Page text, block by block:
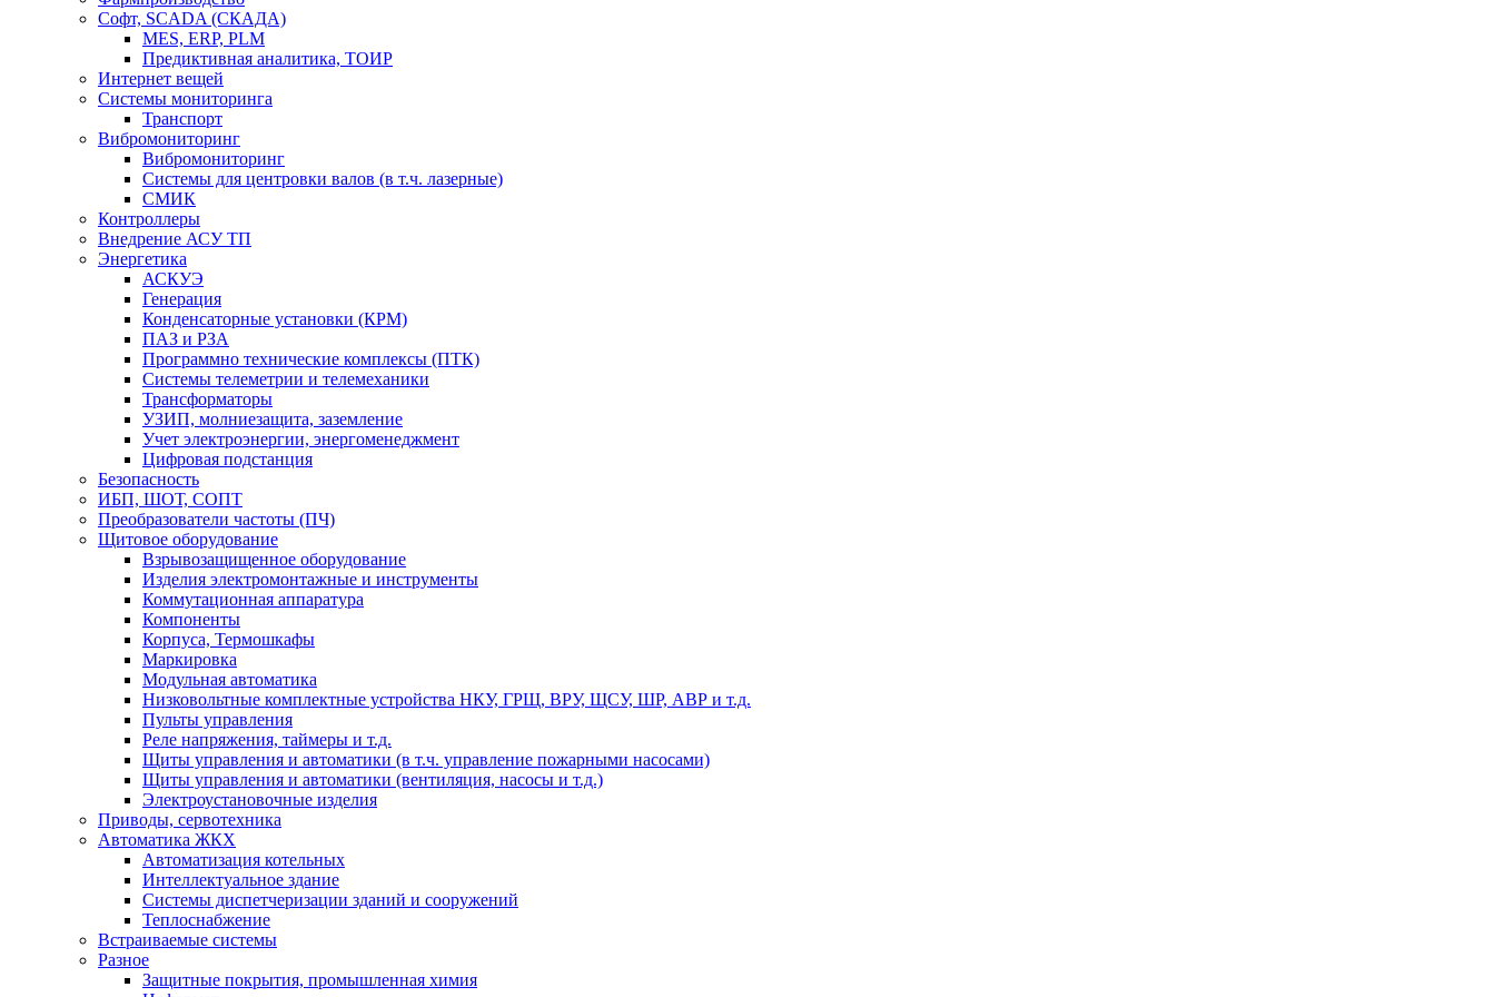
Софт, SCADA (СКАДА)
MES, ERP, PLM
Предиктивная аналитика, ТОИР
Интернет вещей
Системы мониторинга
Транспорт
Вибромониторинг
Вибромониторинг
Системы для центровки валов (в т.ч. лазерные)
СМИК
Контроллеры
Внедрение АСУ ТП
Энергетика
АСКУЭ
Генерация
Конденсаторные установки (КРМ)
ПАЗ и РЗА
Программно технические комплексы (ПТК)
Системы телеметрии и телемеханики
Трансформаторы
УЗИП, молниезащита, заземление
Учет электроэнергии, энергоменеджмент
Цифровая подстанция
Безопасность
ИБП, ШОТ, СОПТ
Преобразователи частоты (ПЧ)
Щитовое оборудование
Взрывозащищенное оборудование
Изделия электромонтажные и инструменты
Коммутационная аппаратура
Компоненты
Корпуса, Термошкафы
Маркировка
Модульная автоматика
Низковольтные комплектные устройства НКУ, ГРЩ, ВРУ, ЩСУ, ШР, АВР и т.д.
Пульты управления
Реле напряжения, таймеры и т.д.
Щиты управления и автоматики (в т.ч. управление пожарными насосами)
Щиты управления и автоматики (вентиляция, насосы и т.д.)
Электроустановочные изделия
Приводы, сервотехника
Автоматика ЖКХ
Автоматизация котельных
Интеллектуальное здание
Системы диспетчеризации зданий и сооружений
Теплоснабжение
Встраиваемые системы
Разное
Защитные покрытия, промышленная химия